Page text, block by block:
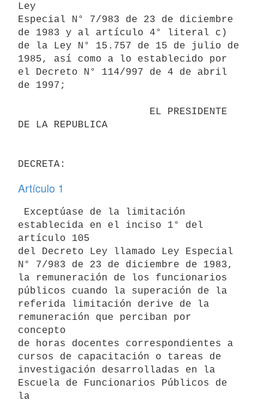
Ley
Especial N° 7/983 de 23 de diciembre
de 1983 y al artículo 4° literal c)
de la Ley N° 15.757 de 15 de julio de
1985, así como a lo establecido por
el Decreto N° 114/997 de 4 de abril
de 1997;
DE LA REPUBLICA
Artículo 1
establecida en el inciso 1° del
artículo 105
del Decreto Ley llamado Ley Especial
N° 7/983 de 23 de diciembre de 1983,
la remuneración de los funcionarios
públicos cuando la superación de la
referida limitación derive de la
remuneración que perciban por
concepto
de horas docentes correspondientes a
cursos de capacitación o tareas de
investigación desarrolladas en la
Escuela de Funcionarios Públicos de
la